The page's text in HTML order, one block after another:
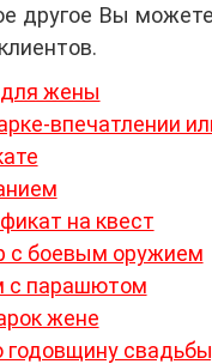
другое Вы
жены
впечатлении
на квест
с боевым оружием
с парашютом
жене
годовщину